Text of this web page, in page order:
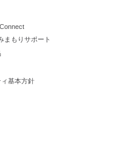
まもりサポート
基本方針